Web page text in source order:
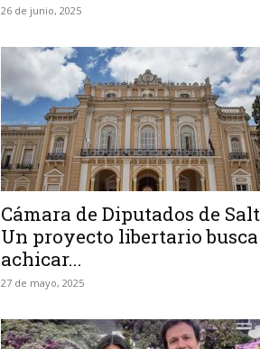
26 de junio, 2025
Cámara de Diputados de
Un proyecto libertario busca
achicar...
27 de mayo, 2025